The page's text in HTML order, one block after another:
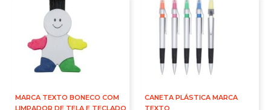
MARCA TEXTO BONECO COM
LIMPADOR DE TELA E TECLADO
CANETA PLÁSTICA MARCA
TEXTO